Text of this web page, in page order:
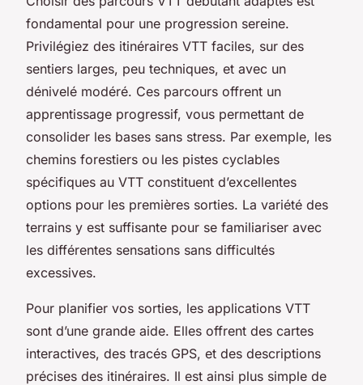
fondamental pour une progression sereine.
Privilégiez des itinéraires VTT faciles, sur des
sentiers larges, peu techniques, et avec un
dénivelé modéré. Ces parcours offrent un
apprentissage progressif, vous permettant de
consolider les bases sans stress. Par exemple, les
chemins forestiers ou les pistes cyclables
spécifiques au VTT constituent d’excellentes
options pour les premières sorties. La variété des
terrains y est suffisante pour se familiariser avec
les différentes sensations sans difficultés
excessives.
Pour planifier vos sorties, les applications VTT
sont d’une grande aide. Elles offrent des cartes
interactives, des tracés GPS, et des descriptions
précises des itinéraires. Il est ainsi plus simple de